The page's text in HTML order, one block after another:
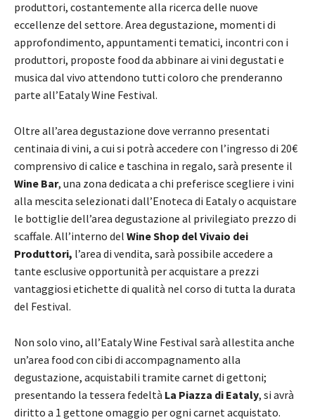
produttori, costantemente alla ricerca delle nuove
eccellenze del settore. Area degustazione, momenti di
approfondimento, appuntamenti tematici, incontri con i
produttori, proposte food da abbinare ai vini degustati e
musica dal vivo attendono tutti coloro che prenderanno
parte all’Eataly Wine Festival.
Oltre all’area degustazione dove verranno presentati
centinaia di vini, a cui si potrà accedere con l’ingresso di 20€
comprensivo di calice e taschina in regalo, sarà presente il
Wine Bar, una zona dedicata a chi preferisce scegliere i vini
alla mescita selezionati dall’Enoteca di Eataly o acquistare
le bottiglie dell’area degustazione al privilegiato prezzo di
scaffale. All’interno del Wine Shop del Vivaio dei
Produttori, l’area di vendita, sarà possibile accedere a
tante esclusive opportunità per acquistare a prezzi
vantaggiosi etichette di qualità nel corso di tutta la durata
del Festival.
Non solo vino, all’Eataly Wine Festival sarà allestita anche
un’area food con cibi di accompagnamento alla
degustazione, acquistabili tramite carnet di gettoni;
presentando la tessera fedeltà La Piazza di Eataly, si avrà
diritto a 1 gettone omaggio per ogni carnet acquistato.